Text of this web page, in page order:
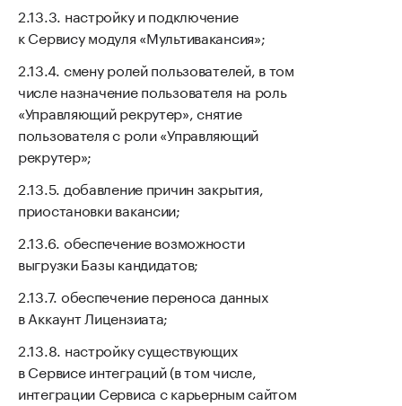
настройку и подключение
к Сервису модуля «Мультивакансия»;
смену ролей пользователей, в том
числе назначение пользователя на роль
«Управляющий рекрутер», снятие
пользователя с роли «Управляющий
рекрутер»;
добавление причин закрытия,
приостановки вакансии;
обеспечение возможности
выгрузки Базы кандидатов;
обеспечение переноса данных
в Аккаунт Лицензиата;
настройку существующих
в Сервисе интеграций (в том числе,
интеграции Сервиса с карьерным сайтом